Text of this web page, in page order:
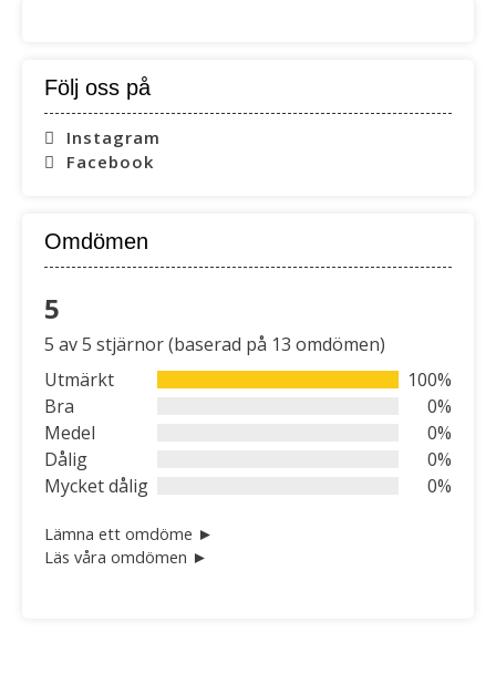
Följ oss på
Instagram
Facebook
Omdömen
5
5
out
of
5
5 av 5 stjärnor (baserad på 13 omdömen)
Utmärkt
100%
Bra
0%
Medel
0%
Dålig
0%
Mycket dålig
0%
Lämna ett omdöme ►
Läs våra omdömen ►